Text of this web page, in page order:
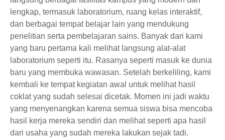
lengkap, termasuk laboratorium, ruang kelas interaktif,
dan berbagai tempat belajar lain yang mendukung
penelitian serta pembelajaran sains. Banyak dari kami
yang baru pertama kali melihat langsung alat-alat
laboratorium seperti itu. Rasanya seperti masuk ke dunia
baru yang membuka wawasan. Setelah berkeliling, kami
kembali ke tempat kegiatan awal untuk melihat hasil
coklat yang sudah selesai dicetak. Momen ini jadi waktu
yang menyenangkan karena semua siswa bisa mencoba
hasil kerja mereka sendiri dan melihat seperti apa hasil
dari usaha yang sudah mereka lakukan sejak tadi.